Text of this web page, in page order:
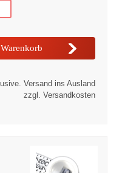
Versand ins Ausland
zzgl. Versandkosten